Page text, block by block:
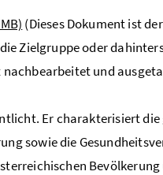
(Dieses Dokument ist
Zielgruppe oder
und
Er charakterisiert
sowie die